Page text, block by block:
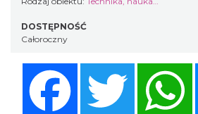
DOSTĘPNOŚĆ
Całoroczny
Twitter